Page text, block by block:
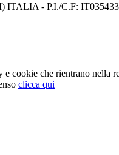
ITALIA - P.I./C.F:
che rientrano nella
clicca qui